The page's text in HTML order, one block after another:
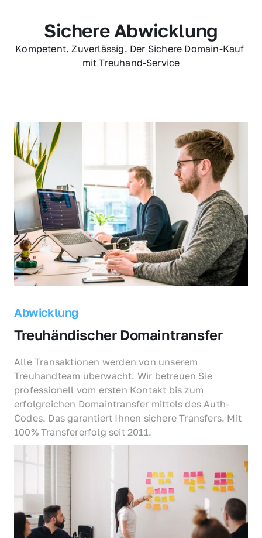
Sichere Abwicklung
Kompetent. Zuverlässig. Der Sichere Domain-Kauf
mit Treuhand-Service
Abwicklung
Treuhändischer Domaintransfer
Alle Transaktionen werden von unserem
Treuhandteam überwacht. Wir betreuen Sie
professionell vom ersten Kontakt bis zum
erfolgreichen Domaintransfer mittels des Auth-
Codes. Das garantiert Ihnen sichere Transfers. Mit
100% Transfererfolg seit 2011.